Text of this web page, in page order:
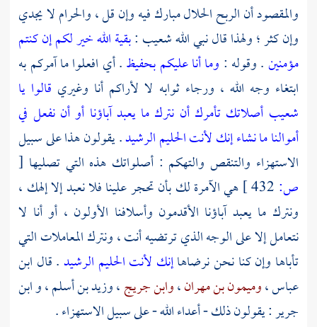
والمقصود أن الربح الحلال مبارك فيه وإن قل ، والحرام لا يجدي
وإن كثر ؛ ولهذا قال نبي اللهشعيب :بقية الله خير لكم إن كنتم
مؤمنين. وقوله : وما أنا عليكم بحفيظ. أي افعلوا ما آمركم به
ابتغاء وجه الله ، ورجاء ثوابه لا لأراكم أنا وغيري قالوا يا
شعيب أصلاتك تأمرك أن نترك ما يعبد آباؤنا أو أن نفعل في
أموالنا ما نشاء إنك لأنت الحليم الرشيد. يقولون هذا على سبيل
الاستهزاء والتنقص والتهكم : أصلواتك هذه التي تصليها [
ص:
هي الآمرة لك بأن تحجر علينا فلا نعبد إلا إلهك ،
ونترك ما يعبد آباؤنا الأقدمون وأسلافنا الأولون ، أو أنا لا
نتعامل إلا على الوجه الذي ترتضيه أنت ، ونترك المعاملات التي
تأباها وإن كنا نحن نرضاهاإنك لأنت الحليم الرشيد. قال ابن
عباس،وميمون بن مهران،وابن جريج،وزيد بن أسلم، وابن
جرير: يقولون ذلك - أعداء الله - على سبيل الاستهزاء .